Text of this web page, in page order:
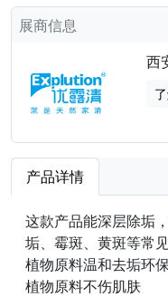
展商信息
西
产品详情
这款产品能深层除垢
垢、霉斑、黄斑等常
植物原料温和去垢环
植物原料不伤肌肤